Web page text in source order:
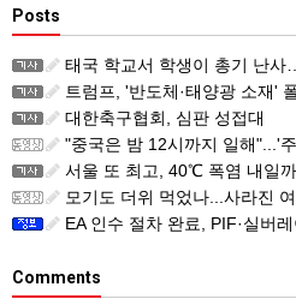
Posts
태국 학교서 학생이 총기 난
트럼프, '반도체·태양광 소재' 폴리실리콘 파
대한축구협회, 심판 성접대
"중국은 밤 12시까지 일해"...'
서울 또 최고, 40℃ 폭염 내일
모기도 더위 먹었나...사라진
EA 인수 절차 완료, PIF·실버
Comments